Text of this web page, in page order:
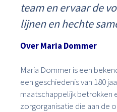
team en ervaar de
lijnen en hechte
Over Maria Dommer
Maria Dommer is een
een geschiedenis van 180
maatschappelijk betrokken
zorgorganisatie die aan de